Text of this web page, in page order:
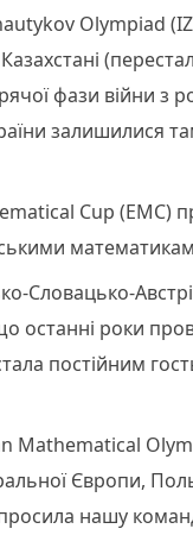
Olympiad
фази війни з
залишилися
Cup (EMC)
Словацько-
останні роки
постійним
Mathematical
Європи,
нашу